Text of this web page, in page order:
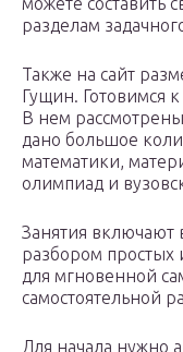
разделам
Также на сайт
Гущин. Готовимся
В нем
дано большое
математики,
олимпиад и
Занятия включают
разбором простых
для мгновенной
самостоятельной
Для начала нужно